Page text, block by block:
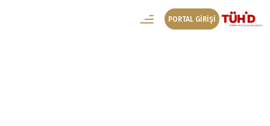
PORTAL GİRİŞİ